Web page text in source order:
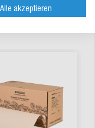
Alle akzeptieren